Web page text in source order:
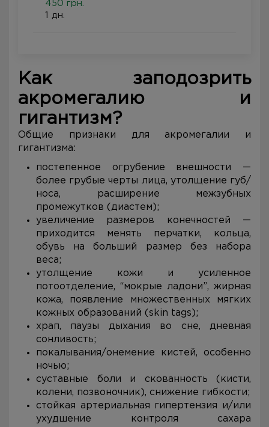
450 грн.
1 дн.
Как заподозрить
акромегалию и
гигантизм?
Общие признаки для акромегалии и
гигантизма:
постепенное огрубение внешности —
более грубые черты лица, утолщение губ/
носа, расширение межзубных
промежутков (диастем);
увеличение размеров конечностей —
приходится менять перчатки, кольца,
обувь на больший размер без набора
веса;
утолщение кожи и усиленное
потоотделение, “мокрые ладони”, жирная
кожа, появление множественных мягких
кожных образований (skin tags);
храп, паузы дыхания во сне, дневная
сонливость;
покалывания/онемение кистей, особенно
ночью;
суставные боли и скованность (кисти,
колени, позвоночник), снижение гибкости;
стойкая артериальная гипертензия и/или
ухудшение контроля сахара